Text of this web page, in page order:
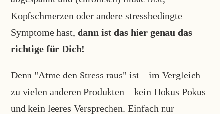
Kopfschmerzen oder andere stressbedingte
Symptome hast,dann ist das hier genau das
richtige für Dich!
Denn "Atme den Stress raus" ist – im Vergleich
zu vielen anderen Produkten – kein Hokus Pokus
und kein leeres Versprechen. Einfach nur